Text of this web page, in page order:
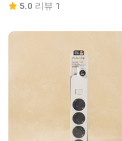
5.0 리뷰 1